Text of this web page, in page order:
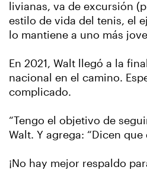
livianas, va de excursión
estilo de vida del tenis, el
lo mantiene a uno más
En 2021, Walt llegó a la
nacional en el camino.
complicado.
“Tengo el objetivo de
Walt. Y agrega: “Dicen
¡No hay mejor respaldo